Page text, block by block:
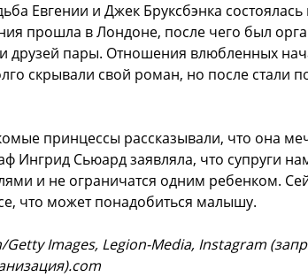
Евгении и Джек Бруксбэнка состоялась
прошла в Лондоне, после чего был
друзей пары. Отношения влюбленных
скрывали свой роман, но после стали
принцессы рассказывали, что она
Ингрид Сьюард заявляла, что супруги
и не ограничатся одним ребенком.
что может понадобиться малышу.
Getty Images, Legion-Media, Instagram